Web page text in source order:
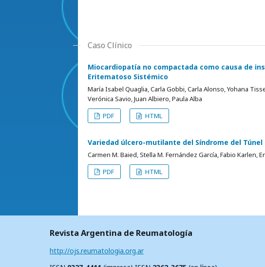
Caso Clínico
Miocardiopatía no compactada como causa de
Eritematoso Sistémico
María Isabel Quaglia, Carla Gobbi, Carla Alonso, Yohana
Verónica Savio, Juan Albiero, Paula Alba
PDF HTML
Variedad úlcero-mutilante del Síndrome del Túnel
Carmen M. Baied, Stella M. Fernández García, Fabio Karlen,
PDF
HTML
Revista Argentina de Reumatología
http://ojs.reumatologia.org.ar